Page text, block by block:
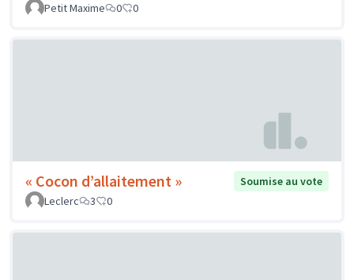
Petit Maxime 0 0
« Cocon d’allaitement »
Soumise au vote
Leclerc
3 0